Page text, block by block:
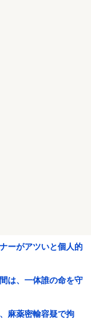
ーがアツいと個人的
は、一体誰の命を守
麻薬密輸容疑で拘